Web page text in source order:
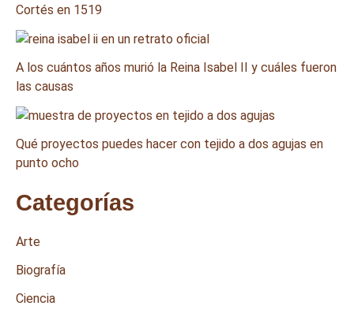
Cortés en 1519
A los cuántos años murió la Reina Isabel II y cuáles fueron
las causas
Qué proyectos puedes hacer con tejido a dos agujas en
punto ocho
Categorías
Arte
Biografía
Ciencia